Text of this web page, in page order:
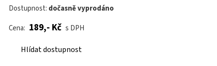
Dostupnost: dočasně vyprodáno
Cena: 189,- Kč s DPH
Hlídat dostupnost